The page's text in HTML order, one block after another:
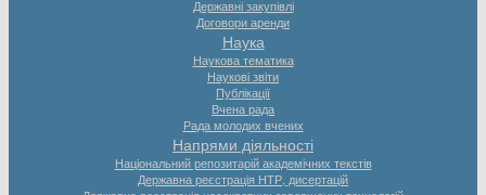
Державні закупівлі
Договори аренди
Наука
Наукова тематика
Наукові звіти
Публікації
Вчена рада
Рада молодих вчених
Напрями діяльності
Національний репозитарій академічних текстів
Державна реєстрація НТР, дисертацій